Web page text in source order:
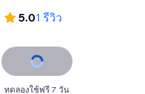
5.01 รีวิว
ทดลองใช้ฟรี 7 วัน